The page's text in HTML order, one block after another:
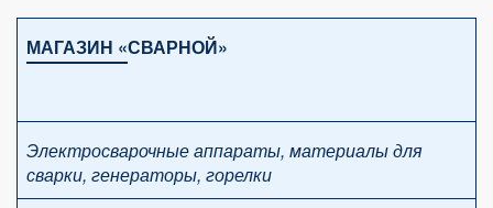
МАГАЗИН «СВАРНОЙ»
Электросварочные аппараты, материалы для
сварки, генераторы, горелки